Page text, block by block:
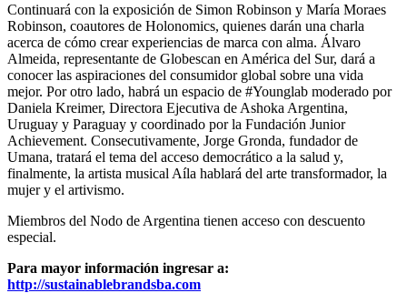
Continuará con la exposición de Simon Robinson y María Moraes
Robinson, coautores de Holonomics, quienes darán una charla
acerca de cómo crear experiencias de marca con alma. Álvaro
Almeida, representante de Globescan en América del Sur, dará a
conocer las aspiraciones del consumidor global sobre una vida
mejor. Por otro lado, habrá un espacio de #Younglab moderado por
Daniela Kreimer, Directora Ejecutiva de Ashoka Argentina,
Uruguay y Paraguay y coordinado por la Fundación Junior
Achievement. Consecutivamente, Jorge Gronda, fundador de
Umana, tratará el tema del acceso democrático a la salud y,
finalmente, la artista musical Aíla hablará del arte transformador, la
mujer y el artivismo.
Miembros del Nodo de Argentina tienen acceso con descuento
especial.
Para mayor información ingresar a:
http://sustainablebrandsba.com